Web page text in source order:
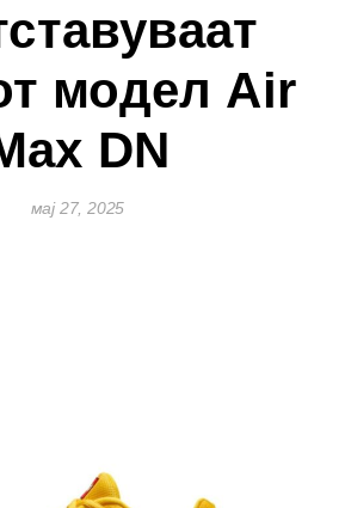
модел Air
DN
мај 27, 2025